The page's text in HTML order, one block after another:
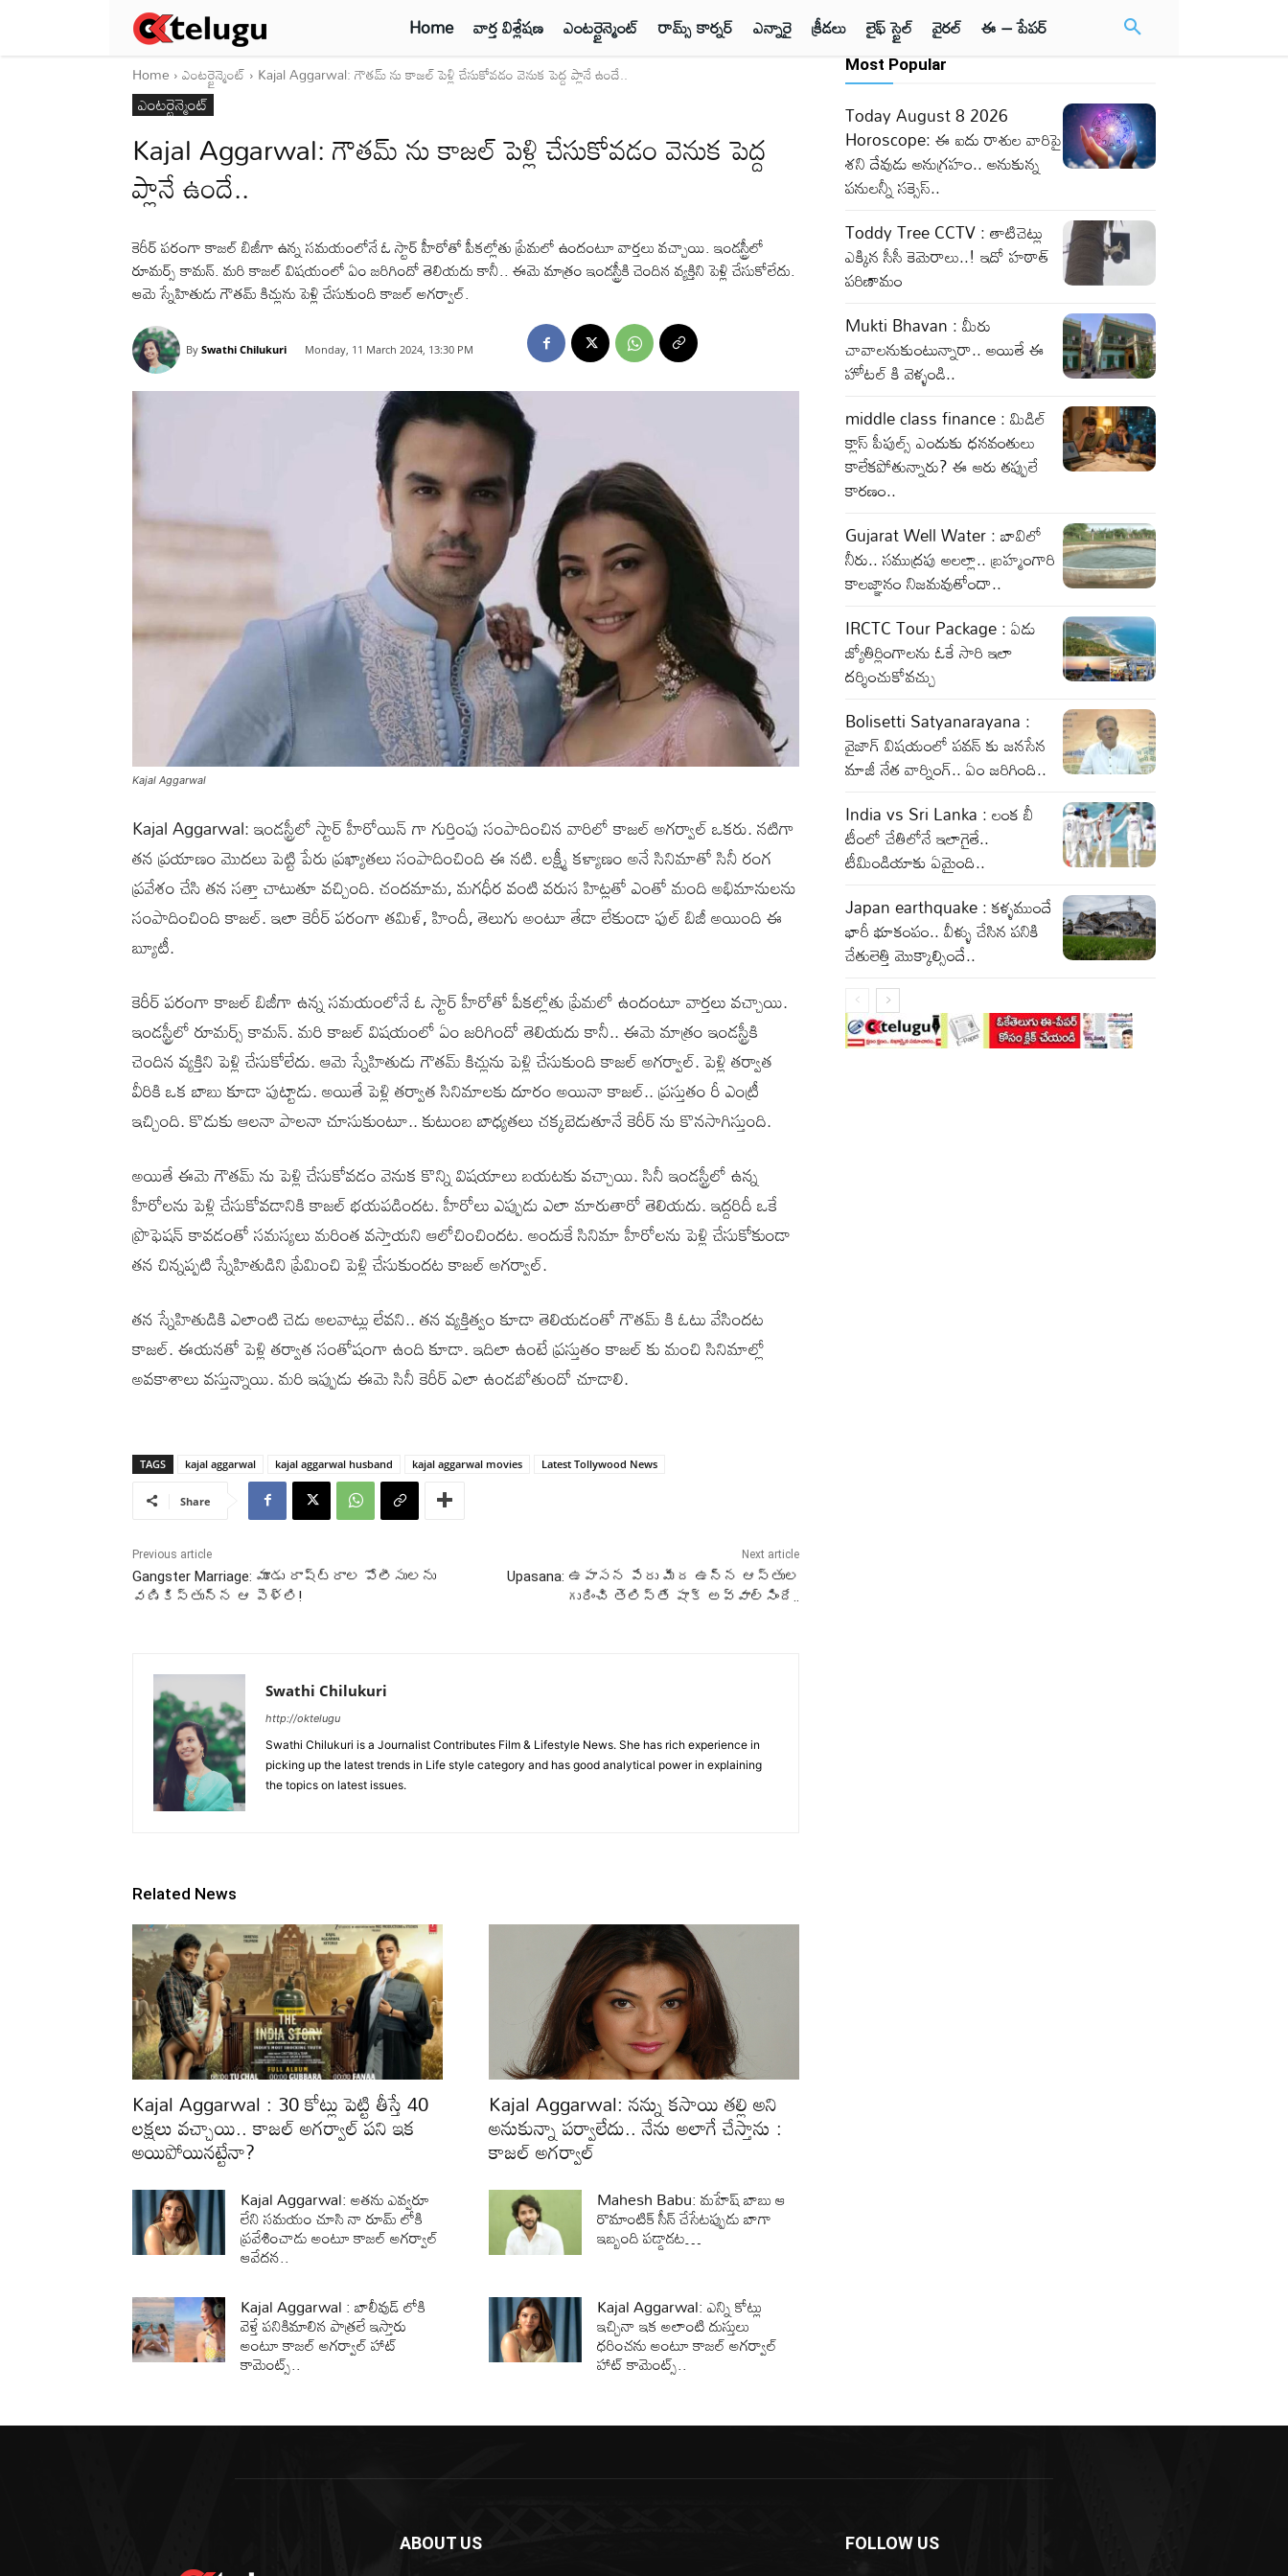
Home వార్త విశ్లేషణ ఎంటర్టైన్మెంట్ రామ్స్ కార్నర్ ఎన్నారై క్రీడలు లైఫ్ స్టైల్ వైరల్ ఈ – పేపర్
Home ఎంటర్టైన్మెంట్ Kajal Aggarwal: గౌతమ్ ను కాజల్ పెళ్లి చేసుకోవడం వెనుక పెద్ద ప్లానే ఉందే..
ఎంటర్టైన్మెంట్
Kajal Aggarwal: గౌతమ్ ను కాజల్ పెళ్లి చేసుకోవడం వెనుక పెద్ద
ప్లానే ఉందే..
కెరీర్ పరంగా కాజల్ బిజీగా ఉన్న సమయంలోనే ఓ స్టార్ హీరోతో పీకల్లోతు ప్రేమలో ఉందంటూ వార్తలు వచ్చాయి. ఇండస్ట్రీలో
రూమర్స్ కామన్. మరి కాజల్ విషయంలో ఏం జరిగిందో తెలియదు కానీ.. ఈమె మాత్రం ఇండస్ట్రీకి చెందిన వ్యక్తిని పెళ్లి చేసుకోలేదు.
ఆమె స్నేహితుడు గౌతమ్ కిచ్లును పెళ్లి చేసుకుంది కాజల్ అగర్వాల్.
By Swathi Chilukuri Monday, 11 March 2024, 13:30 PM
Kajal Aggarwal
Kajal Aggarwal: ఇండస్ట్రీలో స్టార్ హీరోయిన్ గా గుర్తింపు సంపాదించిన వారిలో కాజల్ అగర్వాల్ ఒకరు. నటిగా
తన ప్రయాణం మొదలు పెట్టి పేరు ప్రఖ్యాతలు సంపాదించింది ఈ నటి. లక్ష్మీ కళ్యాణం అనే సినిమాతో సినీ రంగ
ప్రవేశం చేసి తన సత్తా చాటుతూ వచ్చింది. చందమామ, మగధీర వంటి వరుస హిట్లతో ఎంతో మంది అభిమానులను
సంపాదించింది కాజల్. ఇలా కెరీర్ పరంగా తమిళ్, హిందీ, తెలుగు అంటూ తేడా లేకుండా ఫుల్ బిజీ అయింది ఈ
బ్యూటీ.
కెరీర్ పరంగా కాజల్ బిజీగా ఉన్న సమయంలోనే ఓ స్టార్ హీరోతో పీకల్లోతు ప్రేమలో ఉందంటూ వార్తలు వచ్చాయి.
ఇండస్ట్రీలో రూమర్స్ కామన్. మరి కాజల్ విషయంలో ఏం జరిగిందో తెలియదు కానీ.. ఈమె మాత్రం ఇండస్ట్రీకి
చెందిన వ్యక్తిని పెళ్లి చేసుకోలేదు. ఆమె స్నేహితుడు గౌతమ్ కిచ్లును పెళ్లి చేసుకుంది కాజల్ అగర్వాల్. పెళ్లి తర్వాత
వీరికి ఒక బాబు కూడా పుట్టాడు. అయితే పెళ్లి తర్వాత సినిమాలకు దూరం అయినా కాజల్.. ప్రస్తుతం రీ ఎంట్రీ
ఇచ్చింది. కొడుకు ఆలనా పాలనా చూసుకుంటూ.. కుటుంబ బాధ్యతలు చక్కబెడుతూనే కెరీర్ ను కొనసాగిస్తుంది.
అయితే ఈమె గౌతమ్ ను పెళ్లి చేసుకోవడం వెనుక కొన్ని విషయాలు బయటకు వచ్చాయి. సినీ ఇండస్ట్రీలో ఉన్న
హీరోలను పెళ్లి చేసుకోవడానికి కాజల్ భయపడిందట. హీరోలు ఎప్పుడు ఎలా మారుతారో తెలియదు. ఇద్దరిదీ ఒకే
ప్రొఫెషన్ కావడంతో సమస్యలు మరింత వస్తాయని ఆలోచించిందట. అందుకే సినిమా హీరోలను పెళ్లి చేసుకోకుండా
తన చిన్నప్పటి స్నేహితుడిని ప్రేమించి పెళ్లి చేసుకుందట కాజల్ అగర్వాల్.
తన స్నేహితుడికి ఎలాంటి చెడు అలవాట్లు లేవని.. తన వ్యక్తిత్వం కూడా తెలియడంతో గౌతమ్ కి ఓటు వేసిందట
కాజల్. ఈయనతో పెళ్లి తర్వాత సంతోషంగా ఉంది కూడా. ఇదిలా ఉంటే ప్రస్తుతం కాజల్ కు మంచి సినిమాల్లో
అవకాశాలు వస్తున్నాయి. మరి ఇప్పుడు ఈమె సినీ కెరీర్ ఎలా ఉండబోతుందో చూడాలి.
TAGS kajal aggarwal kajal aggarwal husband kajal aggarwal movies Latest Tollywood News
Share
Previous article
Gangster Marriage: మూడు రాష్ట్రాల పోలీసులను
వణికిస్తున్న ఆ పెళ్లి!
Next article
Upasana: ఉపాసన పేరు మీద ఉన్న ఆస్తుల
గురించి తెలిస్తే షాక్ అవ్వాల్సిందే..
Swathi Chilukuri
http://oktelugu
Swathi Chilukuri is a Journalist Contributes Film & Lifestyle News. She has rich experience in
picking up the latest trends in Life style category and has good analytical power in explaining
the topics on latest issues.
Related News
Kajal Aggarwal : 30 కోట్లు పెట్టి తీస్తే 40
లక్షలు వచ్చాయి.. కాజల్ అగర్వాల్ పని ఇక
అయిపోయినట్టేనా?
Kajal Aggarwal: నన్ను కసాయి తల్లి అని
అనుకున్నా పర్వాలేదు.. నేను అలాగే చేస్తాను :
కాజల్ అగర్వాల్
Kajal Aggarwal: అతను ఎవ్వరూ
లేని సమయం చూసి నా రూమ్ లోకి
ప్రవేశించాడు అంటూ కాజల్ అగర్వాల్
ఆవేదన..
Mahesh Babu: మహేష్ బాబు ఆ
రొమాంటిక్ సీన్ చేసేటప్పుడు బాగా
ఇబ్బంది పడ్డాడట…
Kajal Aggarwal : బాలీవుడ్ లోకి
వెళ్తే పనికిమాలిన పాత్రలే ఇస్తారు
అంటూ కాజల్ అగర్వాల్ హాట్
కామెంట్స్..
Kajal Aggarwal: ఎన్ని కోట్లు
ఇచ్చినా ఇక అలాంటి దుస్తులు
ధరించను అంటూ కాజల్ అగర్వాల్
హాట్ కామెంట్స్..
Most Popular
Today August 8 2026
Horoscope: ఈ ఐదు రాశుల వారిపై
శని దేవుడు అనుగ్రహం.. అనుకున్న
పనులన్నీ సక్సెస్..
Toddy Tree CCTV : తాటిచెట్లు
ఎక్కిన సీసీ కెమెరాలు..! ఇదో హఠాత్
పరిణామం
Mukti Bhavan : మీరు
చావాలనుకుంటున్నారా.. అయితే ఈ
హోటల్ కి వెళ్ళండి..
middle class finance : మిడిల్
క్లాస్ పీపుల్స్ ఎందుకు ధనవంతులు
కాలేకపోతున్నారు? ఈ ఆరు తప్పులే
కారణం..
Gujarat Well Water : బావిలో
నీరు.. సముద్రపు అలల్లా.. బ్రహ్మంగారి
కాలజ్ఞానం నిజమవుతోందా..
IRCTC Tour Package : ఏడు
జ్యోతిర్లింగాలను ఓకే సారి ఇలా
దర్శించుకోవచ్చు
Bolisetti Satyanarayana :
వైజాగ్ విషయంలో పవన్ కు జనసేన
మాజీ నేత వార్నింగ్.. ఏం జరిగింది..
India vs Sri Lanka : లంక బీ
టీంలో చేతిలోనే ఇలాగైతే..
టీమిండియాకు ఏమైంది..
Japan earthquake : కళ్ళముందే
భారీ భూకంపం.. వీళ్ళు చేసిన పనికి
చేతులెత్తి మొక్కాల్సిందే..
ABOUT US FOLLOW US